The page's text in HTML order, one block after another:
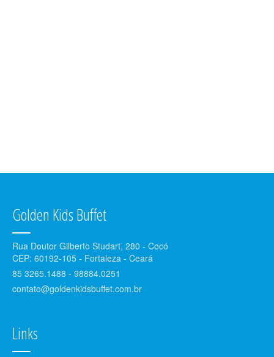
Golden Kids Buffet
Rua Doutor Gilberto Studart, 280 - Cocó
CEP: 60192-105 - Fortaleza - Ceará
85 3265.1488 - 98884.0251
contato@goldenkidsbuffet.com.br
Links